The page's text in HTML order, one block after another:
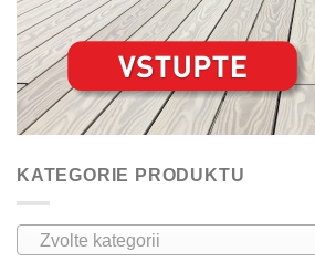
KATEGORIE PRODUKTU
Zvolte kategorii